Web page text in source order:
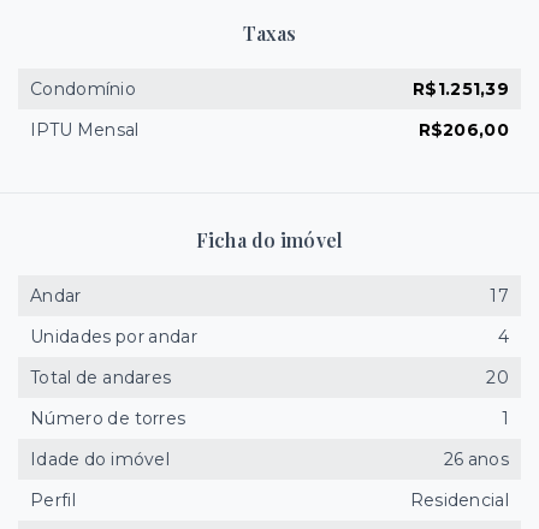
Taxas
Condomínio
R$1.251,39
IPTU Mensal
R$206,00
Ficha do imóvel
Andar
17
Unidades por andar
4
Total de andares
20
Número de torres
1
Idade do imóvel
26 anos
Perfil
Residencial